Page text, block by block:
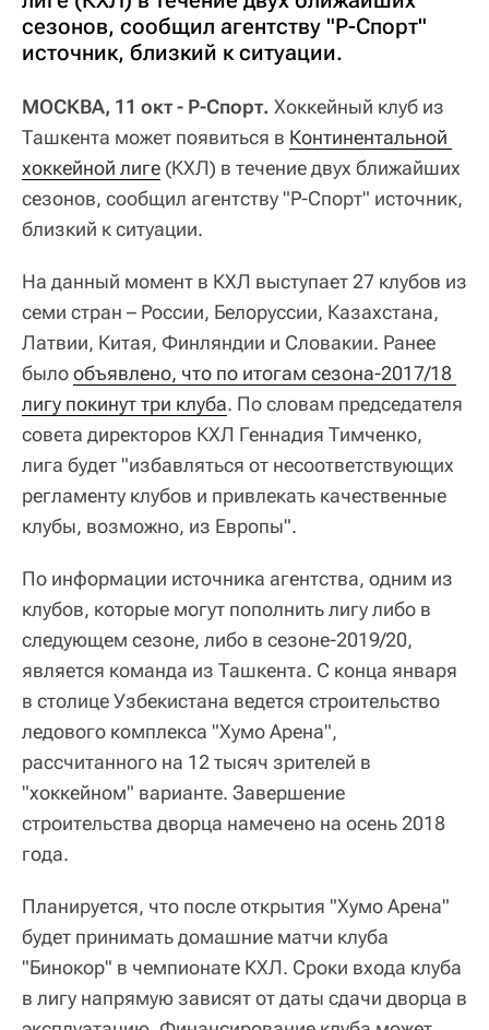
сезонов, сообщил агентству "Р-Спорт"
источник, близкий к ситуации.
МОСКВА, 11 окт - Р-Спорт. Хоккейный клуб из
Ташкента может появиться в Континентальной
хоккейной лиге (КХЛ) в течение двух ближайших
сезонов, сообщил агентству "Р-Спорт" источник,
близкий к ситуации.
На данный момент в КХЛ выступает 27 клубов из
семи стран – России, Белоруссии, Казахстана,
Латвии, Китая, Финляндии и Словакии. Ранее
былообъявлено, что по итогам сезона-2017/18
лигу покинут три клуба. По словам председателя
совета директоров КХЛ Геннадия Тимченко,
лига будет "избавляться от несоответствующих
регламенту клубов и привлекать качественные
клубы, возможно, из Европы".
По информации источника агентства, одним из
клубов, которые могут пополнить лигу либо в
следующем сезоне, либо в сезоне-2019/20,
является команда из Ташкента. С конца января
в столице Узбекистана ведется строительство
ледового комплекса "Хумо Арена",
рассчитанного на 12 тысяч зрителей в
"хоккейном" варианте. Завершение
строительства дворца намечено на осень 2018
года.
Планируется, что после открытия "Хумо Арена"
будет принимать домашние матчи клуба
"Бинокор" в чемпионате КХЛ. Сроки входа клуба
в лигу напрямую зависят от даты сдачи дворца в